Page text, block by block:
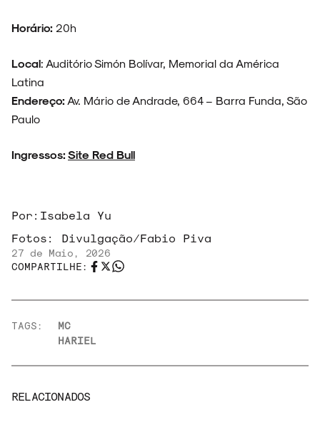
Horário: 20h
Local: Auditório Simón Bolívar, Memorial da América
Latina
Endereço: Av. Mário de Andrade, 664 – Barra Funda, São
Paulo
Ingressos: Site Red Bull
Por: Isabela Yu
Fotos: Divulgação/Fabio Piva
27 de Maio, 2026
COMPARTILHE:
TAGS:
MC
HARIEL
RELACIONADOS